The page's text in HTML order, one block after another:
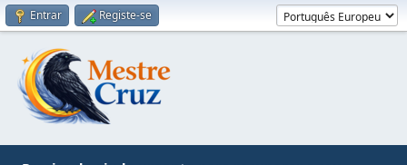
Entrar Registe-se